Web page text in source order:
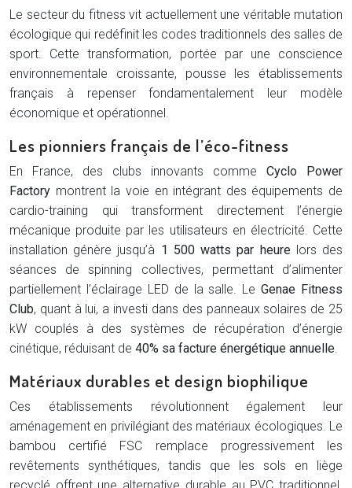
Le secteur du fitness vit actuellement une véritable mutation
écologique qui redéfinit les codes traditionnels des salles de
sport. Cette transformation, portée par une conscience
environnementale croissante, pousse les établissements
français à repenser fondamentalement leur modèle
économique et opérationnel.
Les pionniers français de l’éco-fitness
En France, des clubs innovants comme Cyclo Power
Factory montrent la voie en intégrant des équipements de
cardio-training qui transforment directement l’énergie
mécanique produite par les utilisateurs en électricité. Cette
installation génère jusqu’à 1 500 watts par heurelors des
séances de spinning collectives, permettant d’alimenter
partiellement l’éclairage LED de la salle. LeGenae Fitness
Club, quant à lui, a investi dans des panneaux solaires de 25
kW couplés à des systèmes de récupération d’énergie
cinétique, réduisant de 40% sa facture énergétique annuelle.
Matériaux durables et design biophilique
Ces établissements révolutionnent également leur
aménagement en privilégiant des matériaux écologiques. Le
bambou certifié FSC remplace progressivement les
revêtements synthétiques, tandis que les sols en liège